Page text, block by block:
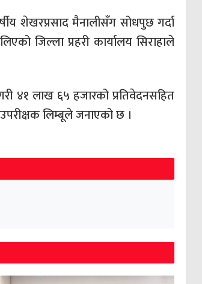
शेखरप्रसाद मैनालीसँग सोधपुछ गर्दा
जिल्ला प्रहरी कार्यालय सिराहाले
४१ लाख ६५ हजारको प्रतिवेदनसहित
लिम्बूले जनाएको छ ।